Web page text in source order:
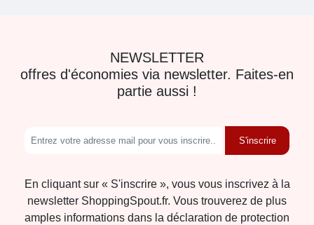
NEWSLETTER
offres d'économies via newsletter. Faites-en
partie aussi !
S'inscrire
En cliquant sur « S'inscrire », vous vous inscrivez à la
newsletter ShoppingSpout.fr. Vous trouverez de plus
amples informations dans la déclaration de protection